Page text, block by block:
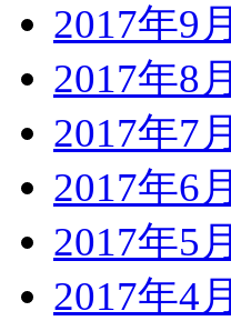
2017年9月
2017年8月
2017年7月
2017年6月
2017年5月
2017年4月